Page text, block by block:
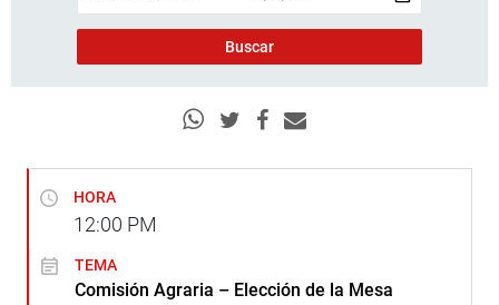
HORA
12:00 PM
TEMA
Comisión Agraria – Elección de la Mesa